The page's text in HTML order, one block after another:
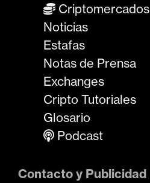
Criptomercados
Noticias
Estafas
Notas de Prensa
Exchanges
Cripto Tutoriales
Glosario
Podcast
Contacto y Publicidad